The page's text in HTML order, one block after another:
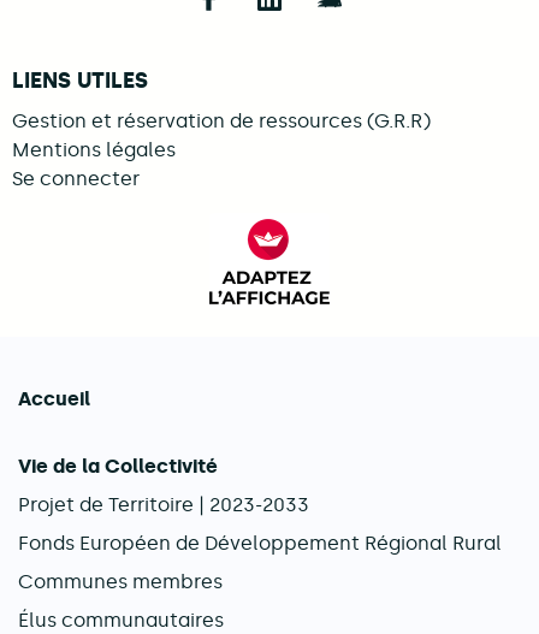
Follow us on Facebook
Follow us on LinkedIn
Follow us on
LIENS UTILES
Gestion et réservation de ressources (G.R.R)
Mentions légales
Se connecter
FACIL'iti : Adaptez
Accueil
Vie de la Collectivité
Projet de Territoire | 2023-2033
Fonds Européen de Développement Régional Rural
Communes membres
Élus communautaires